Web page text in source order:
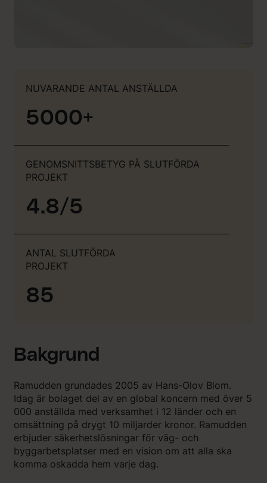
NUVARANDE ANTAL ANSTÄLLDA
5000+
GENOMSNITTSBETYG PÅ SLUTFÖRDA
PROJEKT
4.8/5
ANTAL SLUTFÖRDA
PROJEKT
85
Bakgrund
Ramudden grundades 2005 av Hans-Olov Blom.
Idag är bolaget del av en global koncern med över 5
000 anställda med verksamhet i 12 länder och en
omsättning på drygt 10 miljarder kronor. Ramudden
erbjuder säkerhetslösningar för väg- och
byggarbetsplatser med en vision om att alla ska
komma oskadda hem varje dag.